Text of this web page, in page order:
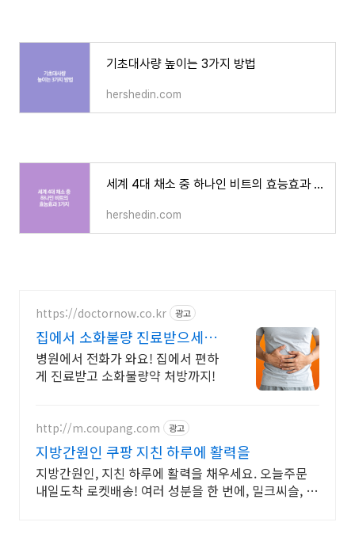
기초대사량 높이는 3가지 방법
hershedin.com
세계 4대 채소 중 하나인 비트의 효능효과 3가지
hershedin.com
https://doctornow.co.kr 광고
집에서 소화불량 진료받으세요
365일 24시간 진료가능
병원에서 전화가 와요! 집에서 편하
게 진료받고 소화불량약 처방까지!
http://m.coupang.com 광고
지방간원인 쿠팡 지친 하루에 활력을
지방간원인, 지친 하루에 활력을 채우세요. 오늘주문
내일도착 로켓배송! 여러 성분을 한 번에, 밀크씨슬, 효